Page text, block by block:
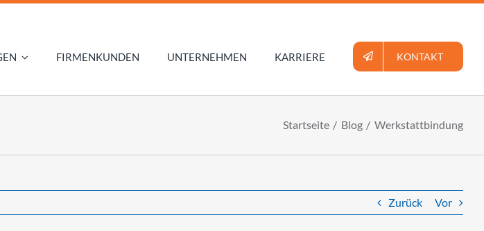
FIRMENKUNDEN UNTERNEHMEN KARRIERE KONTAKT
Startseite Blog Werkstattbindung
Zurück Vor